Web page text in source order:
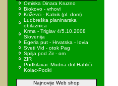
Omiska Dinara Kruzno
Biokovo - vrhovi
Križevci - Kalnik (pl. dom)
Ludbreška planinarska
obilaznica
Krma - Triglav 4/5.10.2008
Slovenija
Egeria put - Hrvatska - Iovia
Sveti Vid - otok Pag
Spilja pod Zir - om
ZIR
Podkilavac-Mudna dol-Hahlići-
Kolac-Podki
Najnovije Web shop